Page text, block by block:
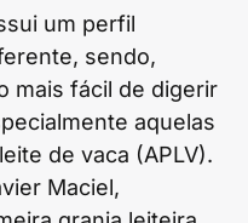
um perfil
sendo,
mais fácil de digerir
aquelas
de vaca (APLV).
Maciel,